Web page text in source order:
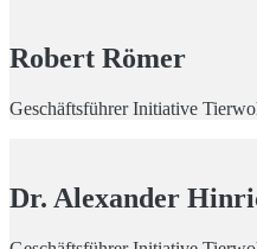
Robert Römer
Geschäftsführer Initiative
Dr. Alexander